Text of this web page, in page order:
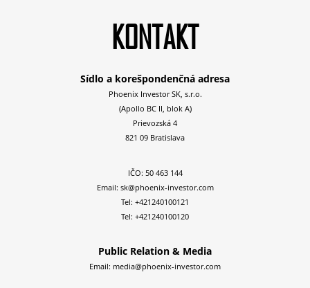
KONTAKT
Sídlo a korešpondenčná adresa
Phoenix Investor SK, s.r.o.
(Apollo BC II, blok A)
Prievozská 4
821 09 Bratislava
IČO: 50 463 144
Email: sk@phoenix-investor.com
Tel: +421240100121
Tel: +421240100120
Public Relation & Media
Email: media@phoenix-investor.com